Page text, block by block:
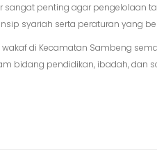
penting agar pengelolaan
syariah serta peraturan yang
di Kecamatan Sambeng
bidang pendidikan, ibadah, dan